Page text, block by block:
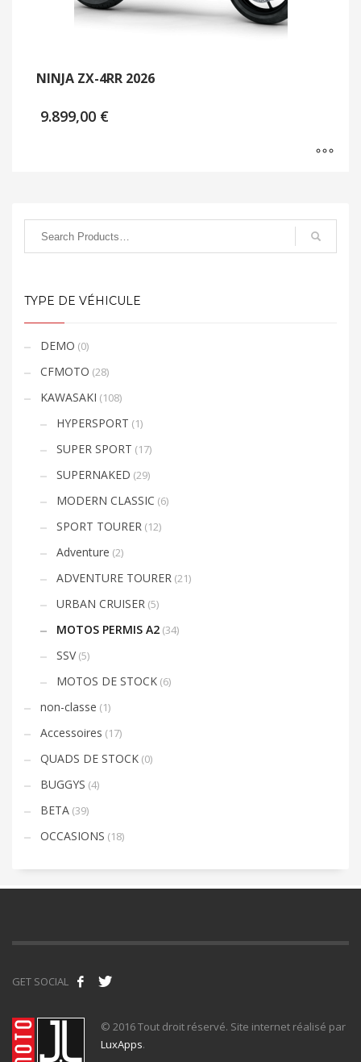
NINJA ZX-4RR 2026
9.899,00 €
TYPE DE VÉHICULE
DEMO (0)
CFMOTO (28)
KAWASAKI (108)
HYPERSPORT (1)
SUPER SPORT (17)
SUPERNAKED (29)
MODERN CLASSIC (6)
SPORT TOURER (12)
Adventure (2)
ADVENTURE TOURER (21)
URBAN CRUISER (5)
MOTOS PERMIS A2 (34)
SSV (5)
MOTOS DE STOCK (6)
non-classe (1)
Accessoires (17)
QUADS DE STOCK (0)
BUGGYS (4)
BETA (39)
OCCASIONS (18)
GET SOCIAL
© 2016 Tout droit réservé. Site internet réalisé par
LuxApps.